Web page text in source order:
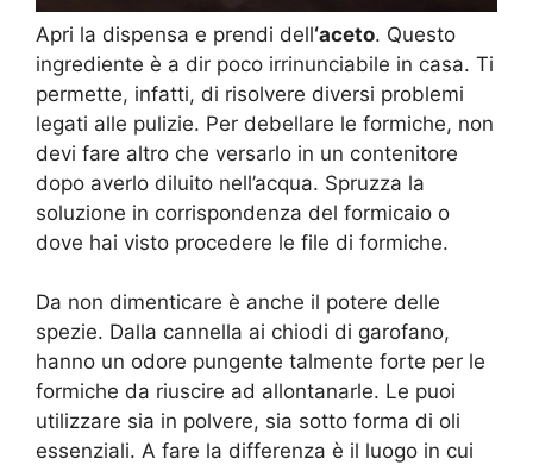
Apri la dispensa e prendi dell‘aceto. Questo
ingrediente è a dir poco irrinunciabile in casa. Ti
permette, infatti, di risolvere diversi problemi
legati alle pulizie. Per debellare le formiche, non
devi fare altro che versarlo in un contenitore
dopo averlo diluito nell’acqua. Spruzza la
soluzione in corrispondenza del formicaio o
dove hai visto procedere le file di formiche.
Da non dimenticare è anche il potere delle
spezie. Dalla cannella ai chiodi di garofano,
hanno un odore pungente talmente forte per le
formiche da riuscire ad allontanarle. Le puoi
utilizzare sia in polvere, sia sotto forma di oli
essenziali. A fare la differenza è il luogo in cui